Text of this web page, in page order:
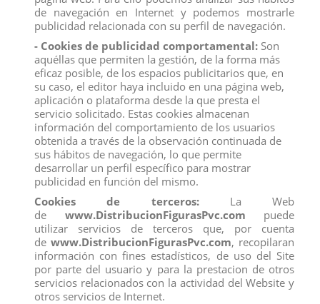
Compraahora y recíbelo en 24/48 horas en su establecimiento.
Recuerde que disponemos de unchat donde le atendemos
personalmente, pregúntenos sus dudas.
Somos unaempresa avalada por una granexperienciaen
mercadode distribucióny venta al por mayor.
Los mejores precios los encontrarás
www.distribucionfiguraspvc.com, tu página deconfianza.
Calificación
Comentarios (0)
No hay reseñas de clientes en este momento.
Los clientes que adquirieron este producto también
compraron:
de navegación en Internet y podemos mostrarle
publicidad relacionada con su perfil de navegación.
- Cookies de publicidad comportamental: Son
aquéllas que permiten la gestión, de la forma más
eficaz posible, de los espacios publicitarios que, en
su caso, el editor haya incluido en una página web,
aplicación o plataforma desde la que presta el
servicio solicitado. Estas cookies almacenan
información del comportamiento de los usuarios
obtenida a través de la observación continuada de
sus hábitos de navegación, lo que permite
desarrollar un perfil específico para mostrar
publicidad en función del mismo.
Cookies de terceros:La Web
de www.DistribucionFigurasPvc.com puede
utilizar servicios de terceros que, por cuenta
de www.DistribucionFigurasPvc.com, recopilaran
información con fines estadísticos, de uso del Site
por parte del usuario y para la prestacion de otros
servicios relacionados con la actividad del Website y
otros servicios de Internet.